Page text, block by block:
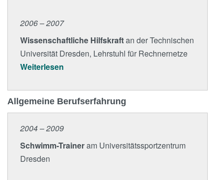
2006 – 2007
Wissenschaftliche Hilfskraftan der Technischen
Universität Dresden, Lehrstuhl für Rechnernetze
Weiterlesen
Allgemeine Berufserfahrung
2004 – 2009
Schwimm-Traineram Universitätssportzentrum
Dresden